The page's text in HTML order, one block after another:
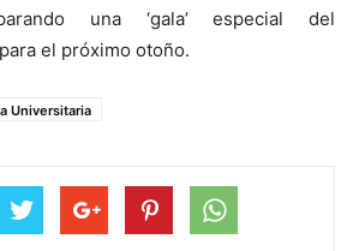
una ‘gala’ especial del
el próximo otoño.
Universitaria